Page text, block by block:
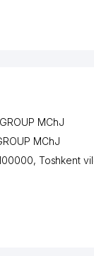
MChJ
MChJ
Toshkent